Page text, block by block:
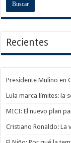
Recientes
Presidente Mulino en
Lula marca límites: la
MICI: El nuevo plan
Cristiano Ronaldo: La